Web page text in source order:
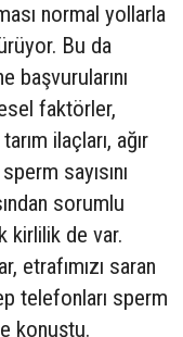
normal yollarla
Bu da
başvurularını
faktörler,
ilaçları, ağır
sayısını
sorumlu
kirlilik de var.
etrafımızı saran
telefonları sperm
konuştu.